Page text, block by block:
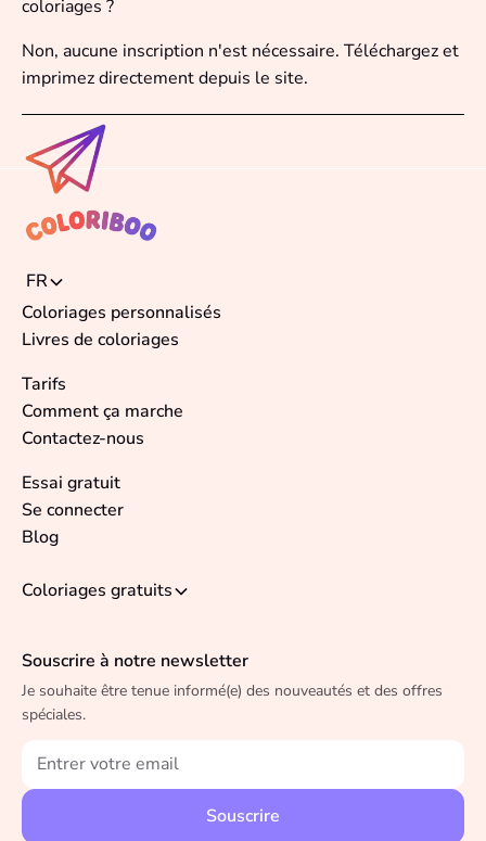
coloriages ?
Non, aucune inscription n'est nécessaire. Téléchargez et
imprimez directement depuis le site.
FR
Coloriages personnalisés
Livres de coloriages
Tarifs
Comment ça marche
Contactez-nous
Essai gratuit
Se connecter
Blog
Souscrire à notre newsletter
Je souhaite être tenue informé(e) des nouveautés et des offres
spéciales.
Coloriages gratuits